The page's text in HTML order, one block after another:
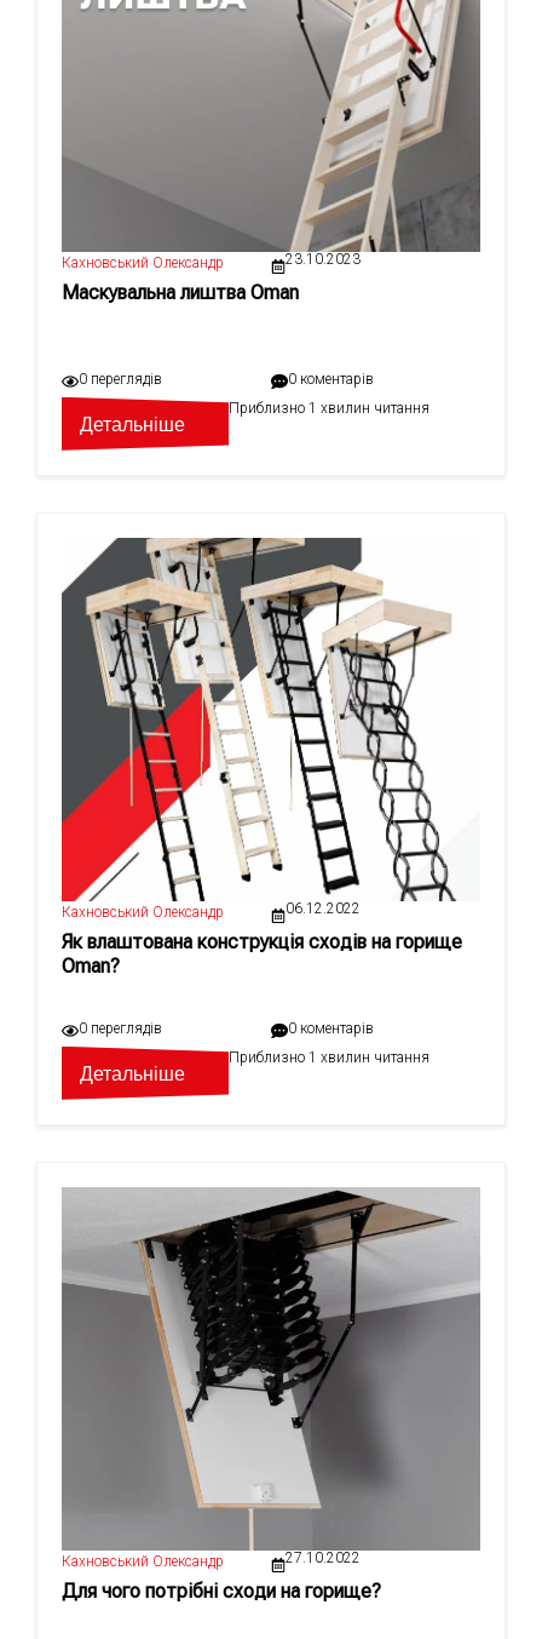
Кахновський Олександр 23.10.2023
Маскувальна лиштва Oman
0 переглядів 0 коментарів
Детальніше
Приблизно 1 хвилин читання
Кахновський Олександр 06.12.2022
Як влаштована конструкція сходів на горище
Oman?
0 переглядів 0 коментарів
Детальніше
Приблизно 1 хвилин читання
Кахновський Олександр 27.10.2022
Для чого потрібні сходи на горище?